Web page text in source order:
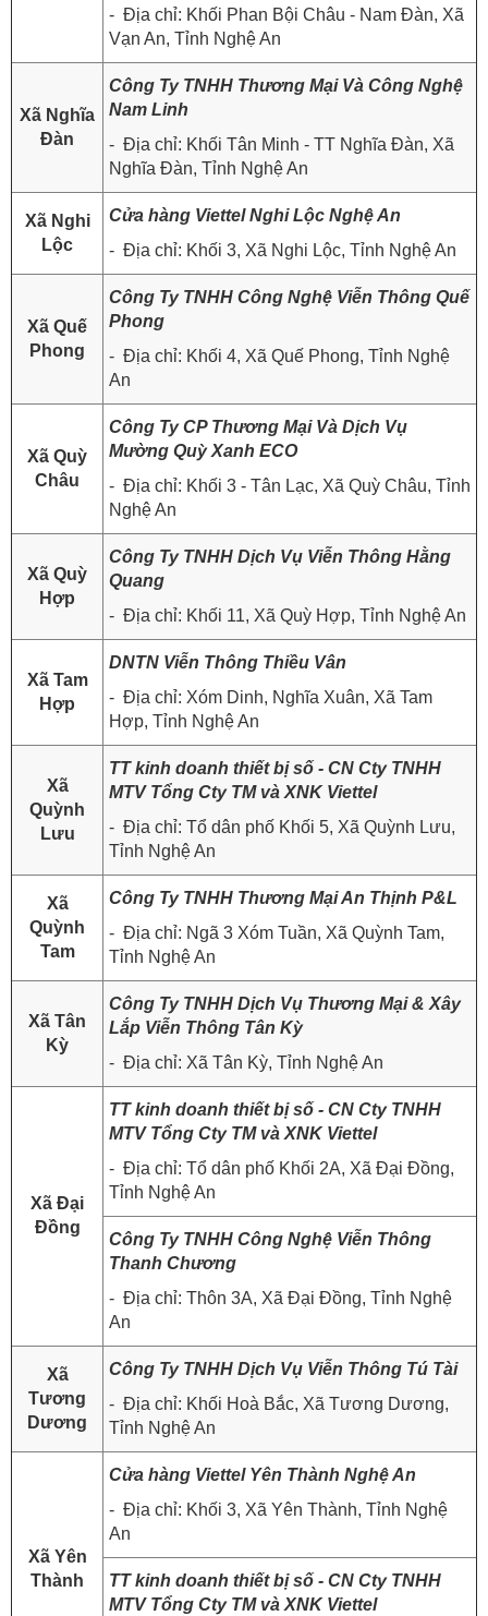
- Địa chỉ: Khối Phan Bội Châu - Nam Đàn, Xã
Vạn An, Tỉnh Nghệ An
Xã Nghĩa
Đàn
Công Ty TNHH Thương Mại Và Công Nghệ
Nam Linh
- Địa chỉ: Khối Tân Minh - TT Nghĩa Đàn, Xã
Nghĩa Đàn, Tỉnh Nghệ An
Xã Nghi
Lộc
Cửa hàng Viettel Nghi Lộc Nghệ An
- Địa chỉ: Khối 3, Xã Nghi Lộc, Tỉnh Nghệ An
Xã Quế
Phong
Công Ty TNHH Công Nghệ Viễn Thông Quế
Phong
- Địa chỉ: Khối 4, Xã Quế Phong, Tỉnh Nghệ
An
Xã Quỳ
Châu
Công Ty CP Thương Mại Và Dịch Vụ
Mường Quỳ Xanh ECO
- Địa chỉ: Khối 3 - Tân Lạc, Xã Quỳ Châu, Tỉnh
Nghệ An
Xã Quỳ
Hợp
Công Ty TNHH Dịch Vụ Viễn Thông Hằng
Quang
- Địa chỉ: Khối 11, Xã Quỳ Hợp, Tỉnh Nghệ An
Xã Tam
Hợp
DNTN Viễn Thông Thiều Vân
- Địa chỉ: Xóm Dinh, Nghĩa Xuân, Xã Tam
Hợp, Tỉnh Nghệ An
Xã
Quỳnh
Lưu
TT kinh doanh thiết bị số - CN Cty TNHH
MTV Tổng Cty TM và XNK Viettel
- Địa chỉ: Tổ dân phố Khối 5, Xã Quỳnh Lưu,
Tỉnh Nghệ An
Xã
Quỳnh
Tam
Công Ty TNHH Thương Mại An Thịnh P&L
- Địa chỉ: Ngã 3 Xóm Tuần, Xã Quỳnh Tam,
Tỉnh Nghệ An
Xã Tân
Kỳ
Công Ty TNHH Dịch Vụ Thương Mại & Xây
Lắp Viễn Thông Tân Kỳ
- Địa chỉ: Xã Tân Kỳ, Tỉnh Nghệ An
Xã Đại
Đồng
TT kinh doanh thiết bị số - CN Cty TNHH
MTV Tổng Cty TM và XNK Viettel
- Địa chỉ: Tổ dân phố Khối 2A, Xã Đại Đồng,
Tỉnh Nghệ An
Công Ty TNHH Công Nghệ Viễn Thông
Thanh Chương
- Địa chỉ: Thôn 3A, Xã Đại Đồng, Tỉnh Nghệ
An
Xã
Tương
Dương
Công Ty TNHH Dịch Vụ Viễn Thông Tú Tài
- Địa chỉ: Khối Hoà Bắc, Xã Tương Dương,
Tỉnh Nghệ An
Xã Yên
Thành
Cửa hàng Viettel Yên Thành Nghệ An
- Địa chỉ: Khối 3, Xã Yên Thành, Tỉnh Nghệ
An
TT kinh doanh thiết bị số - CN Cty TNHH
MTV Tổng Cty TM và XNK Viettel